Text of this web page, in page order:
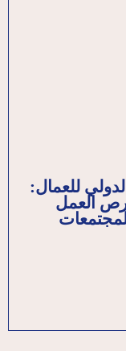
للعمال:
العمل